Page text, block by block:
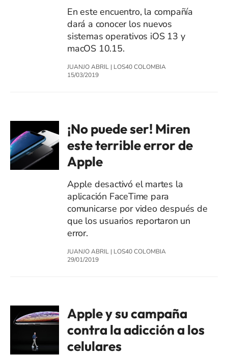
En este encuentro, la compañía
dará a conocer los nuevos
sistemas operativos iOS 13 y
macOS 10.15.
JUANJO ABRIL | LOS40 COLOMBIA
15/03/2019
¡No puede ser! Miren
este terrible error de
Apple
Apple desactivó el martes la
aplicación FaceTime para
comunicarse por video después de
que los usuarios reportaron un
error.
JUANJO ABRIL | LOS40 COLOMBIA
29/01/2019
Apple y su campaña
contra la adicción a los
celulares